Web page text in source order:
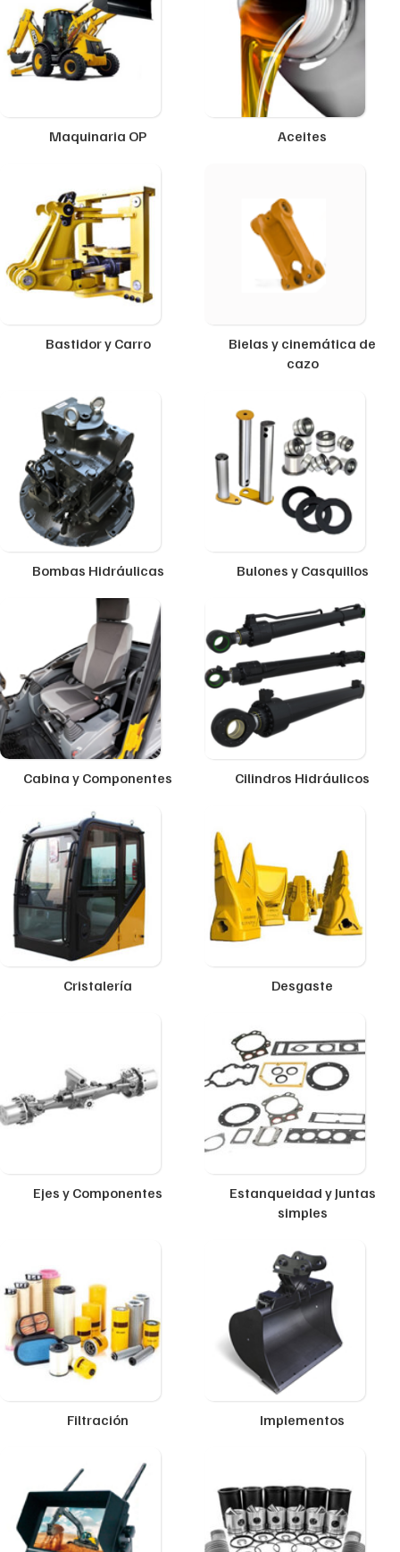
Maquinaria OP Aceites
Bastidor y Carro
Bielas y cinemática de
cazo
Bombas Hidráulicas Bulones y Casquillos
Cabina y Componentes Cilindros Hidráulicos
Cristalería Desgaste
Ejes y Componentes
Estanqueidad y Juntas
simples
Filtración Implementos